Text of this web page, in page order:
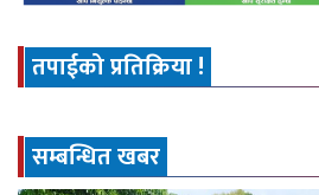
तपाईको प्रतिक्रिया !
सम्बन्धित खबर